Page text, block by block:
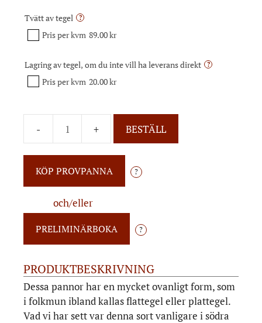
Tvätt av tegel ?
Pris per kvm 89.00 kr
Lagring av tegel, om du inte vill ha leverans direkt ?
Pris per kvm 20.00 kr
BESTÄLL
?
och/eller
?
PRODUKTBESKRIVNING
Dessa pannor har en mycket ovanligt form, som
i folkmun ibland kallas flattegel eller plattegel.
Vad vi har sett var denna sort vanligare i södra